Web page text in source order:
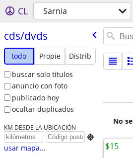
CL Sarnia
cds/​dvds
todo Propie
Distrib
buscar solo títulos
anuncio con foto
publicado hoy
ocultar duplicados
KM DESDE LA UBICACIÓN

usar mapa...
No
$15